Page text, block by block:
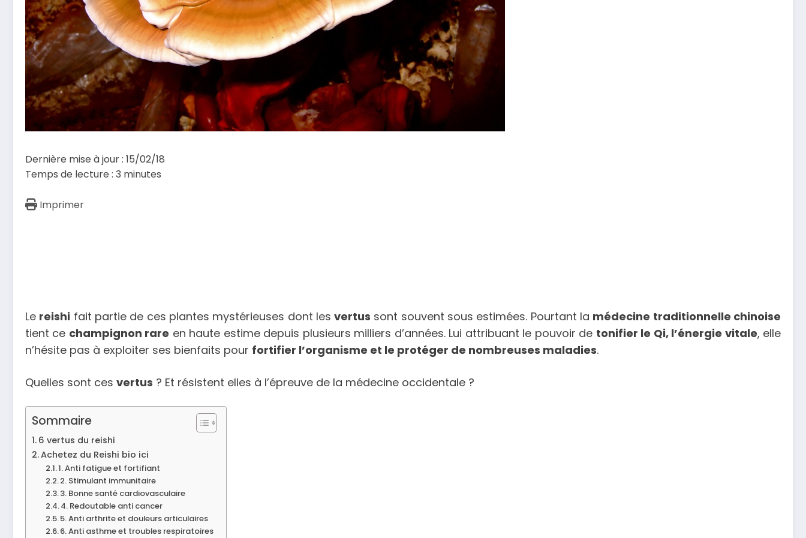
Dernière mise à jour : 15/02/18
Temps de lecture : 3 minutes
Imprimer
Le reishi fait partie de ces plantes mystérieuses dont lesvertus sont souvent sous estimées. Pourtant la médecine traditionnelle chinoise
tient ce champignon rare en haute estime depuis plusieurs milliers d’années. Lui attribuant le pouvoir de tonifier le Qi, l’énergie vitale, elle
n’hésite pas à exploiter ses bienfaits pour fortifier l’organisme et le protéger de nombreuses maladies.
Quelles sont ces vertus ? Et résistent elles à l’épreuve de la médecine occidentale ?
Sommaire
6 vertus du reishi
Achetez du Reishi bio ici
1. Anti fatigue et fortifiant
2. Stimulant immunitaire
3. Bonne santé cardiovasculaire
4. Redoutable anti cancer
5. Anti arthrite et douleurs articulaires
6. Anti asthme et troubles respiratoires